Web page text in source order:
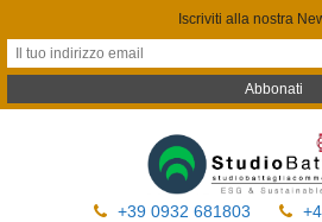
+39 0932 681803
Iscriviti alla nostra